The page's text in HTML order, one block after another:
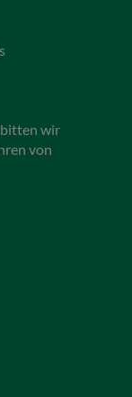
bitten wir
von